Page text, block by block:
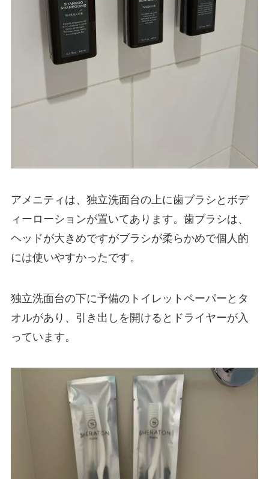
アメニティは、独立洗面台の上に歯ブラシとボデ
ィーローションが置いてあります。歯ブラシは、
ヘッドが大きめですがブラシが柔らかめで個人的
には使いやすかったです。
独立洗面台の下に予備のトイレットペーパーとタ
オルがあり、引き出しを開けるとドライヤーが入
っています。